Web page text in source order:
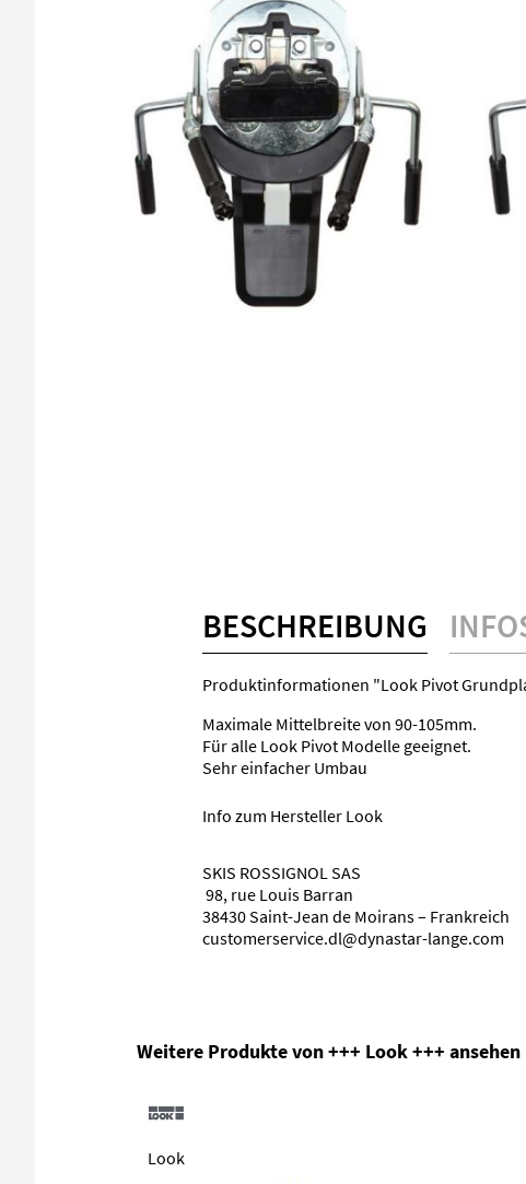
BESCHREIBUNG
Produktinformationen "Look Pivot
Maximale Mittelbreite von 90-105mm.
Für alle Look Pivot Modelle geeignet.
Sehr einfacher Umbau
Info zum Hersteller Look
SKIS ROSSIGNOL SAS
98, rue Louis Barran
38430 Saint-Jean de Moirans – Frankreich
customerservice.dl@dynastar-lange.com
Produktgalerie überspringen
Weitere Produkte von +++ Look +++ ansehen
Look